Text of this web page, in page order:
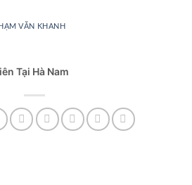
VĂN KHANH
Tại Hà Nam